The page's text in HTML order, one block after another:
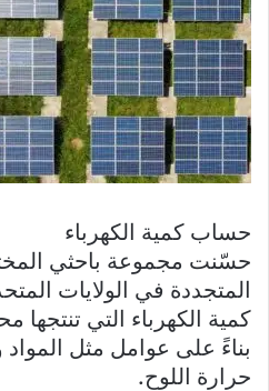
حساب كمية الكهرباء
حسّنت مجموعة باحثي
المتجددة في الولايات
كمية الكهرباء التي
بناءً على عوامل مثل
حرارة اللوح.